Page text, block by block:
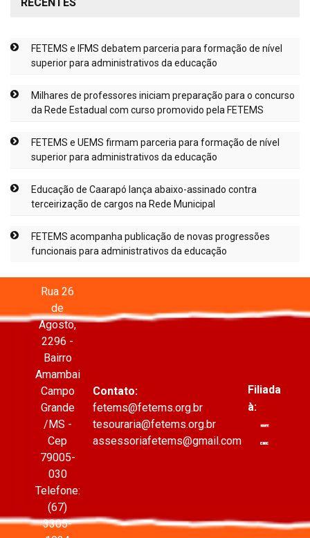
FETEMS e IFMS debatem parceria para formação de nível
superior para administrativos da educação
Milhares de professores iniciam preparação para o concurso
da Rede Estadual com curso promovido pela FETEMS
FETEMS e UEMS firmam parceria para formação de nível
superior para administrativos da educação
Educação de Caarapó lança abaixo-assinado contra
terceirização de cargos na Rede Municipal
FETEMS acompanha publicação de novas progressões
funcionais para administrativos da educação
Rua 26
de
Agosto,
2296 -
Bairro
Amambai
Campo
Grande
/MS -
Cep
79005-
030
Telefone:
(67)
3305-
Contato:
fetems@fetems.org.br
tesouraria@fetems.org.br
assessoriafetems@gmail.com
Filiada
à: